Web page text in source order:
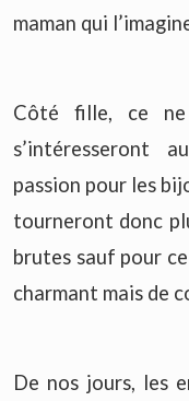
maman qui
Côté fille, ce ne
s’intéresseront
passion pour les
tourneront donc
brutes sauf pour
charmant mais de
De nos jours, les